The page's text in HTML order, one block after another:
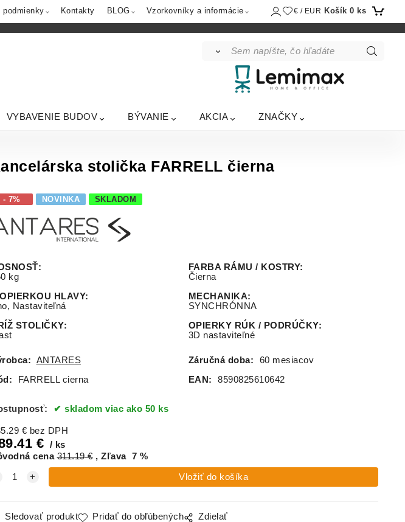
podmienky Kontakty BLOG Vzorkovníky a informácie € / EUR Košík 0 ks
VYBAVENIE BUDOV BÝVANIE AKCIA ZNAČKY
stolička FARRELL čierna
- 7% NOVINKA SKLADOM
:
kg
FARBA RÁMU / KOSTRY:
Čierna
HLAVY:
Nastaviteľná
MECHANIKA:
SYNCHRÓNNA
STOLIČKY:
OPIERKY RÚK / PODRÚČKY:
3D nastaviteľné
ANTARES Záručná doba:
60 mesiacov
FARRELL cierna EAN: 8590825610642
skladom viac ako 50 ks
€ bez DPH
€
ks
cena 311.19€ Zľava 7 %
Sledovať produkt Pridať do obľúbených Zdielať